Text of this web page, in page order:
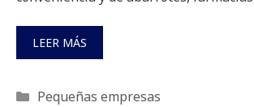
LEER MÁS
Categorías
Pequeñas empresas